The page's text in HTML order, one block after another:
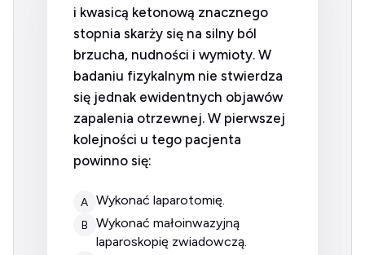
i kwasicą ketonową znacznego
stopnia skarży się na silny ból
brzucha, nudności i wymioty. W
badaniu fizykalnym nie stwierdza
się jednak ewidentnych objawów
zapalenia otrzewnej. W pierwszej
kolejności u tego pacjenta
powinno się:
A wykonać laparotomię.
B
wykonać małoinwazyjną
laparoskopię zwiadowczą.